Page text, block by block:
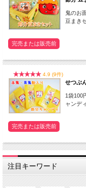
鬼のお
豆まき
完売または販売前
4.9 (9件)
せつぶ
1袋100
ャンデ
完売または販売前
注目キーワード